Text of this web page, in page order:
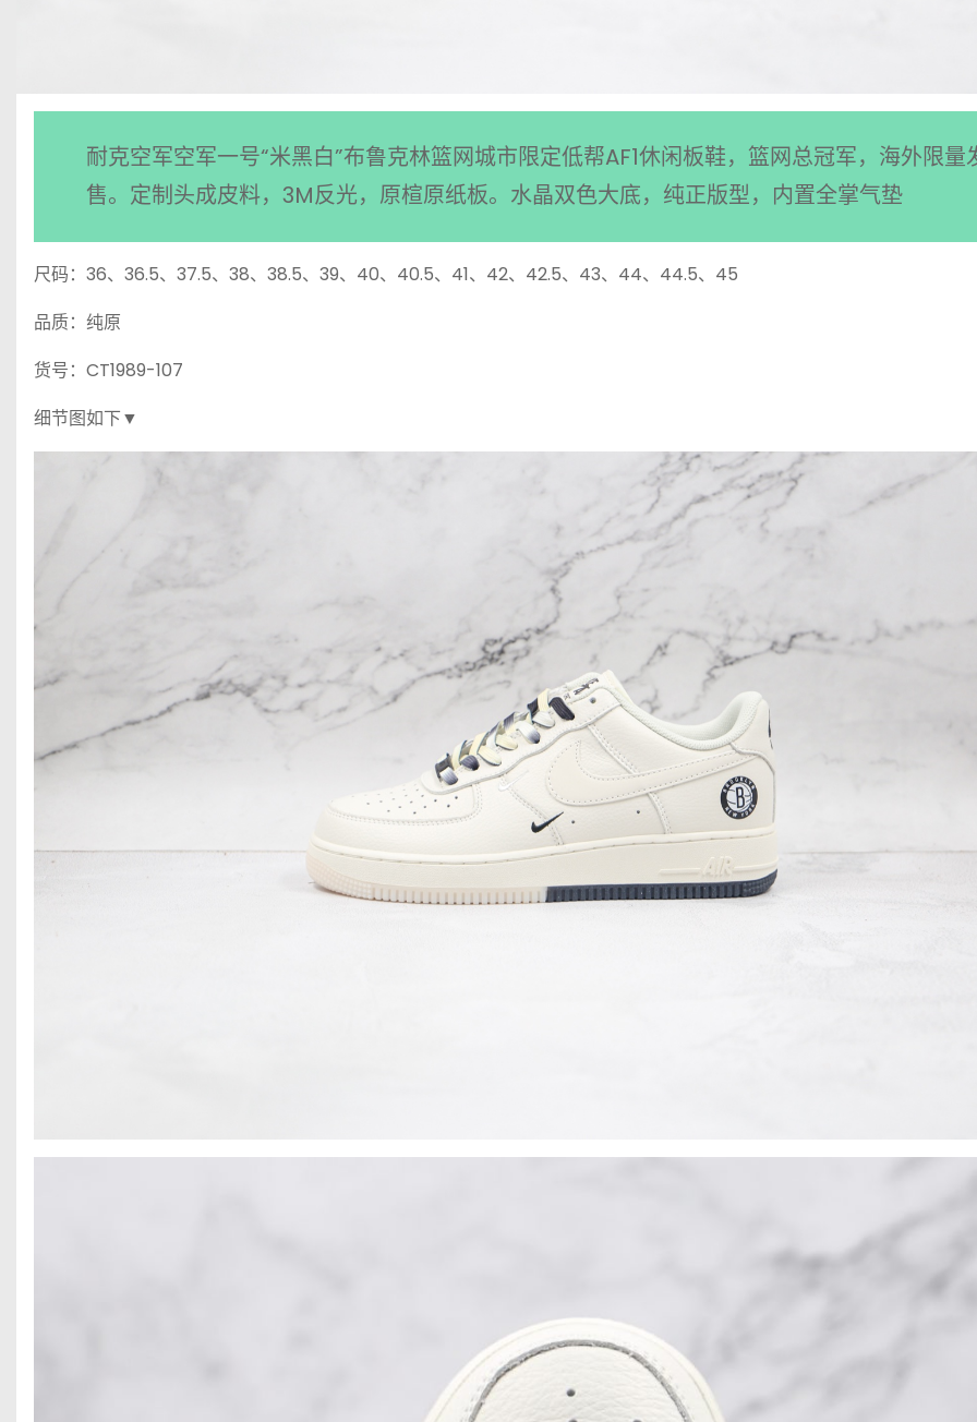
耐克空军空军一号“米黑白”布鲁克林篮网城市限定低帮AF1休闲板鞋，篮网总冠军，海外限量
售。定制头成皮料，3M反光，原楦原纸板。水晶双色大底，纯正版型，内置全掌气垫
尺码：36、36.5、37.5、38、38.5、39、40、40.5、41、42、42.5、43、44、44.5、45
品质：纯原
货号：CT1989-107
细节图如下▼